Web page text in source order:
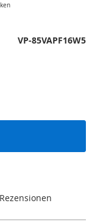
VP-85VAPF16W5
Rezensionen